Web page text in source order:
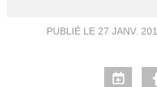
PUBLIÉ LE 27 JANV.